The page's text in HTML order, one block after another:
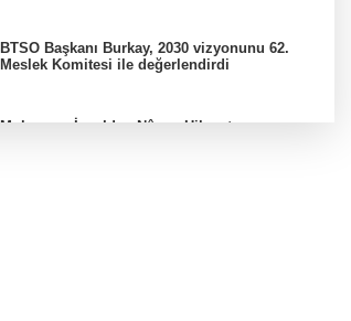
BTSO Başkanı Burkay, 2030 vizyonunu 62.
Meslek Komitesi ile değerlendirdi
Muharrem İnce’den Nâzım Hikmet